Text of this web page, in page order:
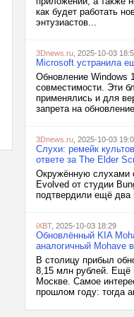
как будет работать
энтузиастов...
3Dnews.ru , 2025-10-03
Microsoft устранила
Обновление Windows
совместимости. Эти
применялись и для
запрета на
3Dnews.ru , 2025-10-03
Слухи: ремейк
ответе за The Elder
Окружённую слухами
Evolved от студии
подтвердили ещё два
iXBT, 2025-10-03 18:29
Обновлённый KIA
аналогичный Mohave
В столицу прибыл
8,15 млн рублей. Ещё
Москве. Самое
прошлом году: тогда